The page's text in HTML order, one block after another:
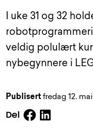
I uke 31 og 32
veldig polulært
nybegynnere i
Publisert fredag 12.
DelFacebook
Linkedin